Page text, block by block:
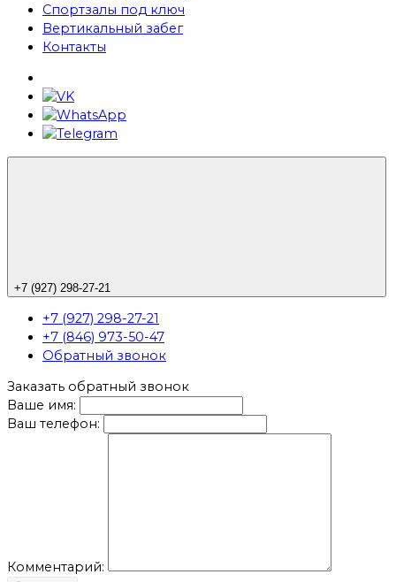
Спортзалы под ключ
Вертикальный забег
Контакты
+7 (927) 298-27-21
+7 (927) 298-27-21
+7 (846) 973-50-47
Обратный звонок
Заказать обратный звонок
Ваше имя:
Ваш телефон:
Комментарий: